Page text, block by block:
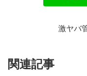
激ヤバ
関連記事